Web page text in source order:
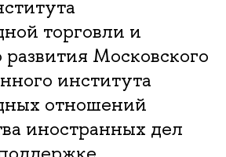
торговли и
развития Московского
института
отношений
иностранных дел